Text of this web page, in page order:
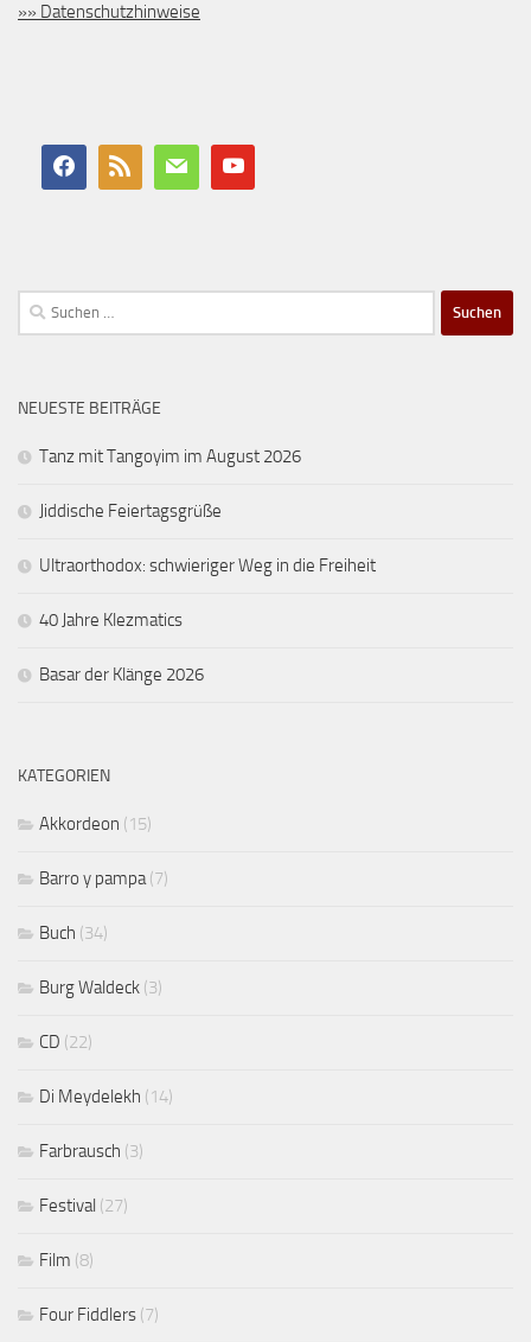
»» Datenschutzhinweise
Suchen
nach:
NEUESTE BEITRÄGE
Tanz mit Tangoyim im August 2026
Jiddische Feiertagsgrüße
Ultraorthodox: schwieriger Weg in die Freiheit
40 Jahre Klezmatics
Basar der Klänge 2026
KATEGORIEN
Akkordeon (15)
Barro y pampa(7)
Buch (34)
Burg Waldeck (3)
CD (22)
Di Meydelekh (14)
Farbrausch (3)
Festival (27)
Film (8)
Four Fiddlers (7)